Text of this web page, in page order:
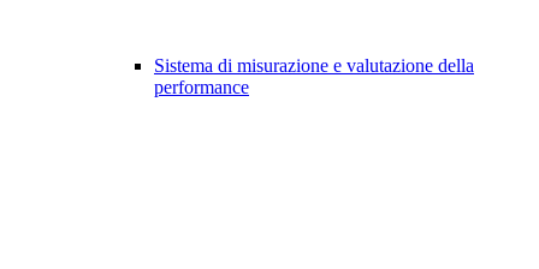
Sistema di misurazione e valutazione della
performance